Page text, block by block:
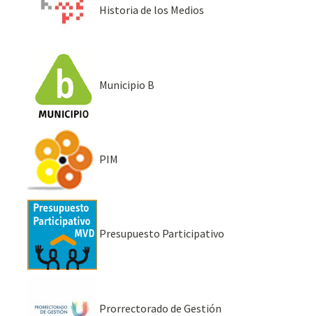
Historia de los Medios
Municipio B
PIM
Presupuesto Participativo
Prorrectorado de Gestión